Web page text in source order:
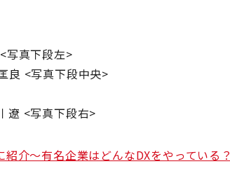
写真下段左>
良 <写真下段中央>
遼 <写真下段右>
介～有名企業はどんなDXをやっている？